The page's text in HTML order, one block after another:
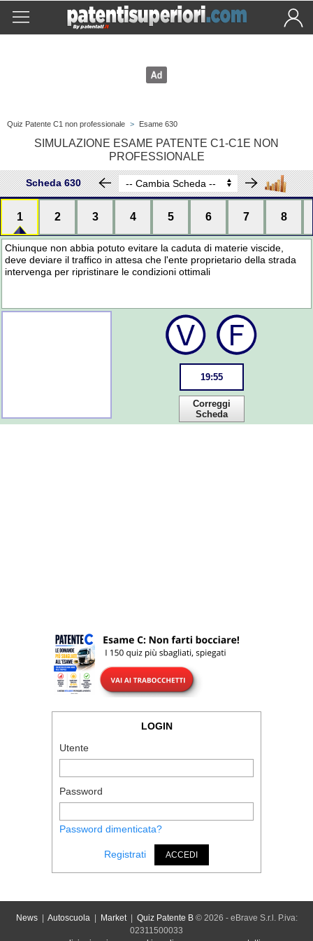
Quiz Patente C1 non professionale > Esame 630
SIMULAZIONE ESAME PATENTE C1-C1E NON
PROFESSIONALE
Scheda 630
1 2 3 4 5 6 7 8
Chiunque non abbia potuto evitare la caduta di materie viscide,
deve deviare il traffico in attesa che l'ente proprietario della strada
intervenga per ripristinare le condizioni ottimali
19:55
Correggi
Scheda
LOGIN
Utente
Password
Password dimenticata?
Registrati ACCEDI
News| Autoscuola| Market| Quiz Patente B© 2026 - eBrave S.r.l. P.iva:
02311500033